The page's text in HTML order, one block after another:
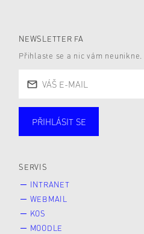
NEWSLETTER FA
Přihlaste se a nic vám neunikne.
Studující
PŘIHLÁSIT SE
SERVIS
INTRANET
WEBMAIL
KOS
MOODLE